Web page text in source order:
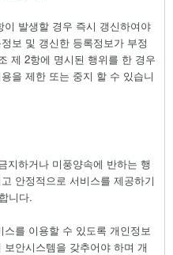
발생할 경우 즉시 갱신하여야
보 및 갱신한 등록정보가 부정
제 2항에 명시된 행위를 한 경우
을 제한 또는 중지 할 수 있습니
지하거나 미풍양속에 반하는 행
안정적으로 서비스를 제공하기
니다.
를 이용할 수 있도록 개인정보
보안시스템을 갖추어야 하며 개